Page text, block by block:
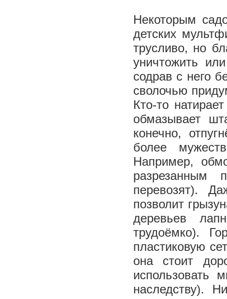
Некоторым
детских
трусливо, но
уничтожить
содрав с него
сволочью
Кто-то
обмазывает
конечно,
более
Например,
разрезанным
перевозят).
позволит
деревьев
трудоёмко).
пластиковую
она стоит
использовать
наследству).